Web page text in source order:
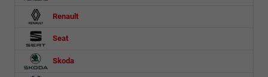
Renault
Seat
Skoda